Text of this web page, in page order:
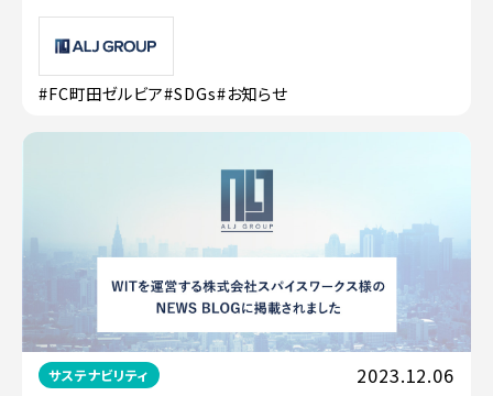
#FC町田ゼルビア#SDGs#お知らせ
サステナビリティ 2023.12.06